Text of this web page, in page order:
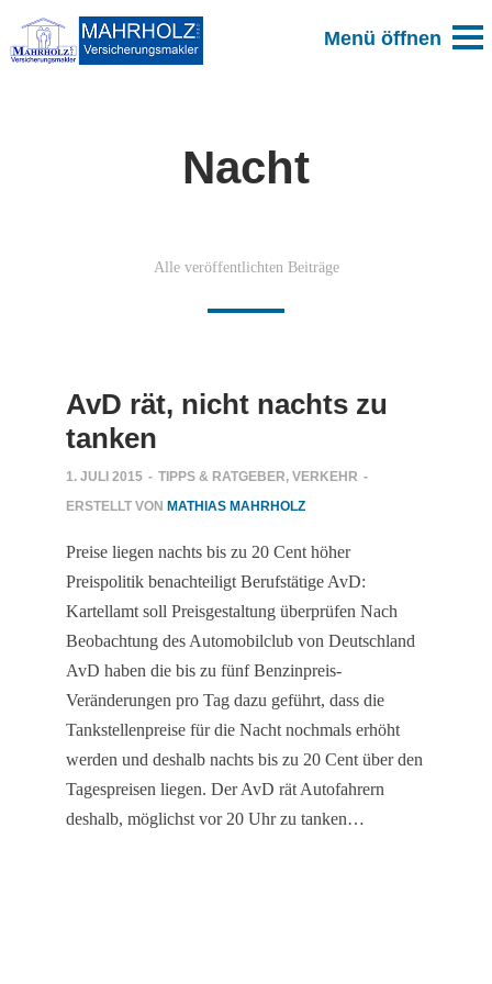
Nacht
Alle veröffentlichten Beiträge
AvD rät, nicht nachts zu
tanken
1. JULI 2015 - TIPPS & RATGEBER, VERKEHR -
ERSTELLT VON MATHIAS MAHRHOLZ
Preise liegen nachts bis zu 20 Cent höher
Preispolitik benachteiligt Berufstätige AvD:
Kartellamt soll Preisgestaltung überprüfen Nach
Beobachtung des Automobilclub von Deutschland
AvD haben die bis zu fünf Benzinpreis-
Veränderungen pro Tag dazu geführt, dass die
Tankstellenpreise für die Nacht nochmals erhöht
werden und deshalb nachts bis zu 20 Cent über den
Tagespreisen liegen. Der AvD rät Autofahrern
deshalb, möglichst vor 20 Uhr zu tanken…